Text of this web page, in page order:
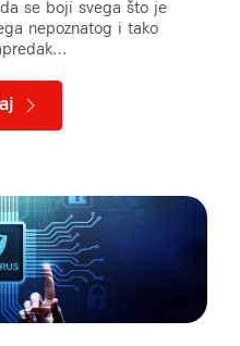
se boji svega što je
nepoznatog i tako